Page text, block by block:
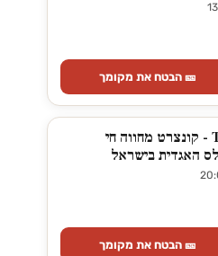
🎫 הבטח את מקומך
The Beatles legend - קונצרט מחווה חי
האגדית בישראל
🎫 הבטח את מקומך